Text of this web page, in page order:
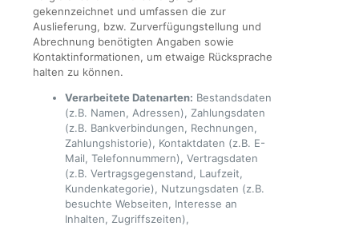
gekennzeichnet und umfassen die zur
Auslieferung, bzw. Zurverfügungstellung und
Abrechnung benötigten Angaben sowie
Kontaktinformationen, um etwaige Rücksprache
halten zu können.
Verarbeitete Datenarten: Bestandsdaten
(z.B. Namen, Adressen), Zahlungsdaten
(z.B. Bankverbindungen, Rechnungen,
Zahlungshistorie), Kontaktdaten (z.B. E-
Mail, Telefonnummern), Vertragsdaten
(z.B. Vertragsgegenstand, Laufzeit,
Kundenkategorie), Nutzungsdaten (z.B.
besuchte Webseiten, Interesse an
Inhalten, Zugriffszeiten),